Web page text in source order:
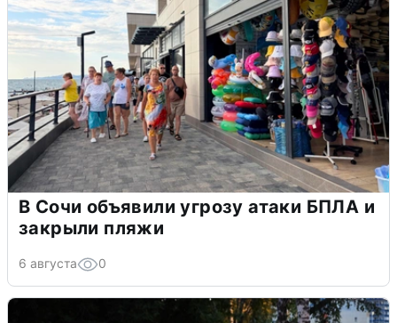
В Сочи объявили угрозу атаки БПЛА и
закрыли пляжи
6 августа 0